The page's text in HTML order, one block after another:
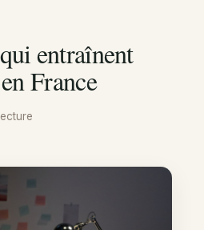
entraînent
France